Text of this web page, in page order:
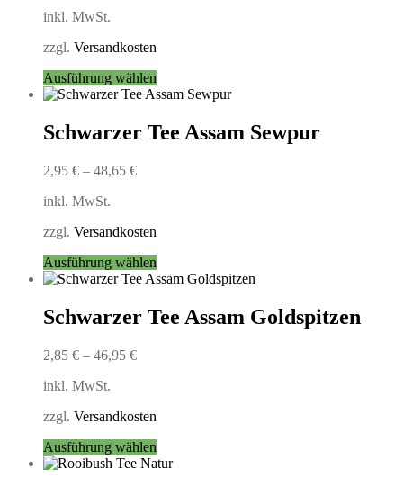
inkl. MwSt.
zzgl. Versandkosten
Ausführung wählen
Produkt
mehrere
Varianten
der
Produktseite
gewählt
werden
Schwarzer Tee Assam Sewpur
2,95 € – 48,65 €
inkl. MwSt.
zzgl. Versandkosten
Ausführung wählen
Produkt
mehrere
Varianten
der
Produktseite
gewählt
werden
Schwarzer Tee Assam Goldspitzen
2,85 € – 46,95 €
inkl. MwSt.
zzgl. Versandkosten
Ausführung wählen
Produkt